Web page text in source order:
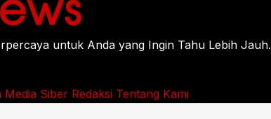
untuk Anda yang Ingin Tahu Lebih Jauh.
Media Siber Redaksi Tentang Kami